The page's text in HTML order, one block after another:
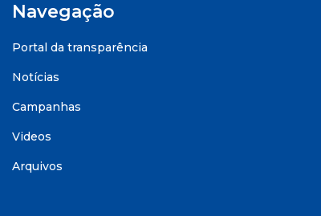
Navegação
Portal da transparência
Notícias
Campanhas
Videos
Arquivos